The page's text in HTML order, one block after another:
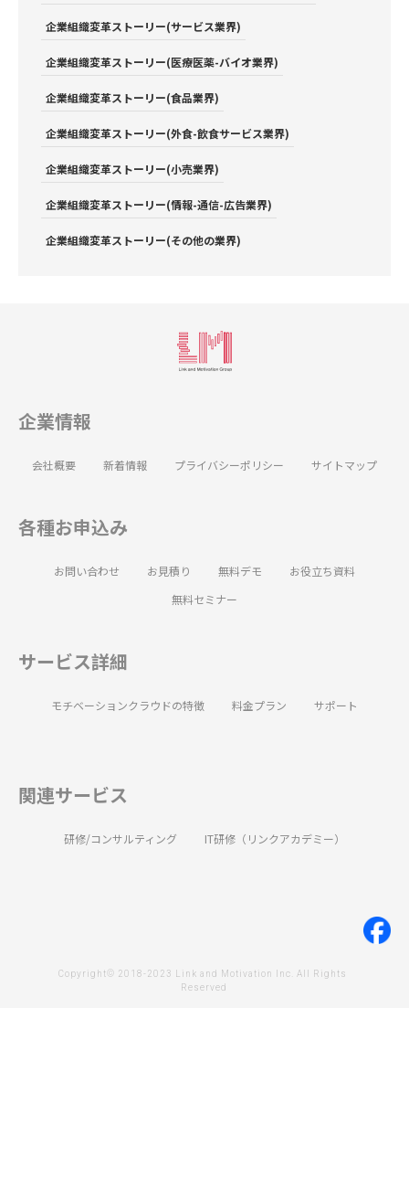
企業組織変革ストーリー(サービス業界)
企業組織変革ストーリー(医療医薬-バイオ業界)
企業組織変革ストーリー(食品業界)
企業組織変革ストーリー(外食-飲食サービス業界)
企業組織変革ストーリー(小売業界)
企業組織変革ストーリー(情報-通信-広告業界)
企業組織変革ストーリー(その他の業界)
企業情報
会社概要 新着情報 プライバシーポリシー サイトマップ
各種お申込み
お問い合わせ お見積り 無料デモ
お役立ち資料
無料セミナー
サービス詳細
モチベーションクラウドの特徴 料金プラン サポート
関連サービス
研修/コンサルティング IT研修（リンクアカデミー）
Copyright© 2018-2023 Link and Motivation Inc. All Rights
Reserved